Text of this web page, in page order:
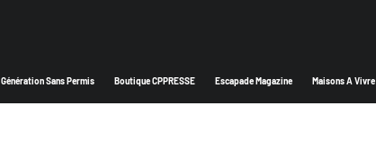
Génération Sans Permis Boutique CPPRESSE Escapade Magazine Maisons A Vivre